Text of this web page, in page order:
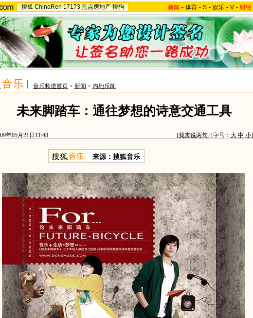
搜狐 ChinaRen 17173 焦点房地产 搜狗 新闻 - 体育 - S - 娱乐 - V - 财经
音乐频道首页 > 新闻 > 内地乐闻
未来脚踏车：通往梦想的诗意交通工具
年05月21日11:48 [我来说两句] [字号： 大 中 小]
来源： 搜狐音乐